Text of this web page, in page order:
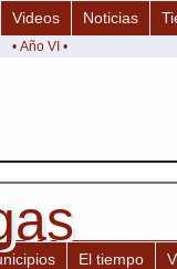
Videos Noticias
• Año VI •
El tiempo